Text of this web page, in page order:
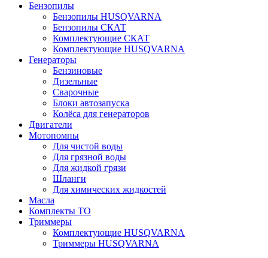
Бензопилы
Бензопилы HUSQVARNA
Бензопилы СКАТ
Комплектующие СКАТ
Комплектующие HUSQVARNA
Генераторы
Бензиновые
Дизельные
Сварочные
Блоки автозапуска
Колёса для генераторов
Двигатели
Мотопомпы
Для чистой воды
Для грязной воды
Для жидкой грязи
Шланги
Для химических жидкостей
Масла
Комплекты ТО
Триммеры
Комплектующие HUSQVARNA
Триммеры HUSQVARNA